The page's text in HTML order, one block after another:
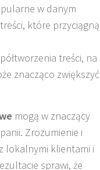
w danym
które przyciągną
treści, na
znacząco zwiększyć
mogą w znaczący
Zrozumienie i
lokalnymi klientami i
sprawi, że